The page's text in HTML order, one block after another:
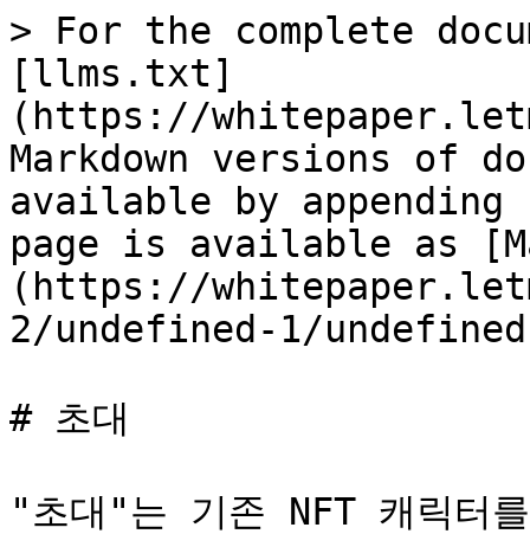
> For the complete
[llms.txt]
(https://
Markdown versions of
available by
page is available as
(https://
2/undefined-1/
# 초대
"초대"는 기존 NFT 캐릭터